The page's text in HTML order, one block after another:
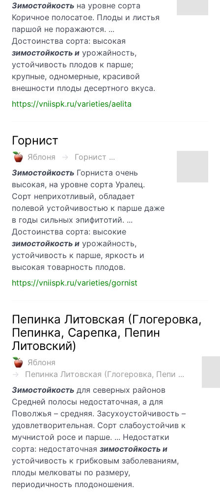
Зимостойкость на уровне сорта
Коричное полосатое. Плоды и листья
паршой не поражаются. ...
Достоинства сорта: высокая
зимостойкость и урожайность,
устойчивость плодов к парше;
крупные, одномерные, красивой
внешности плоды десертного вкуса.
https://vniispk.ru/varieties/aelita
Горнист
Яблоня
Горнист ...
Зимостойкость Горниста очень
высокая, на уровне сорта Уралец.
Сорт неприхотливый, обладает
полевой устойчивостью к парше даже
в годы сильных эпифитотий. ...
Достоинства сорта: высокие
зимостойкость и урожайность,
устойчивость к парше, яркость и
высокая товарность плодов.
https://vniispk.ru/varieties/gornist
Пепинка Литовская (Глогеровка,
Пепинка, Сарепка, Пепин
Литовский)
Яблоня
Пепинка Литовская (Глогеровка, Пепи ...
Зимостойкость для северных районов
Средней полосы недостаточная, а для
Поволжья – средняя. Засухоустойчивость –
удовлетворительная. Сорт слабоустойчив к
мучнистой росе и парше. ... Недостатки
сорта: недостаточная зимостойкость и
устойчивость к грибковым заболеваниям,
плоды мелковаты по размеру,
периодичность плодоношения.